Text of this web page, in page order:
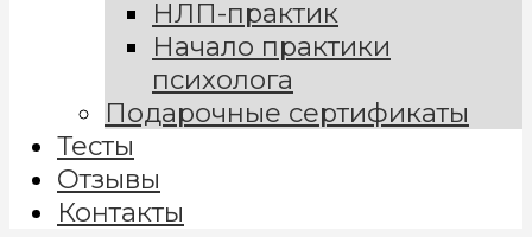
НЛП-практик
Начало практики
психолога
Подарочные сертификаты
Тесты
Отзывы
Контакты